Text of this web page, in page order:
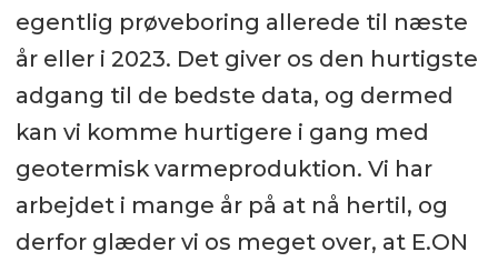
egentlig prøveboring allerede til næste
år eller i 2023. Det giver os den hurtigste
adgang til de bedste data, og dermed
kan vi komme hurtigere i gang med
geotermisk varmeproduktion. Vi har
arbejdet i mange år på at nå hertil, og
derfor glæder vi os meget over, at E.ON